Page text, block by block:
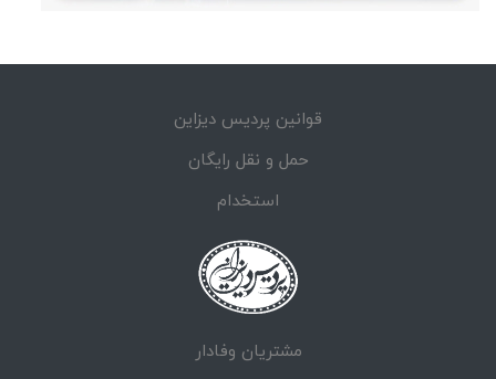
قوانین پردیس دیزاین
حمل و نقل رایگان
استخدام
مشتریان وفادار